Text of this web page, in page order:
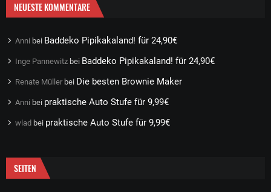
NEUESTE KOMMENTARE
Anni bei Baddeko Pipikakaland! für 24,90€
Inge Pannewitz bei Baddeko Pipikakaland! für 24,90€
Renate Müller bei Die besten Brownie Maker
Anni bei praktische Auto Stufe für 9,99€
wlad bei praktische Auto Stufe für 9,99€
SEITEN